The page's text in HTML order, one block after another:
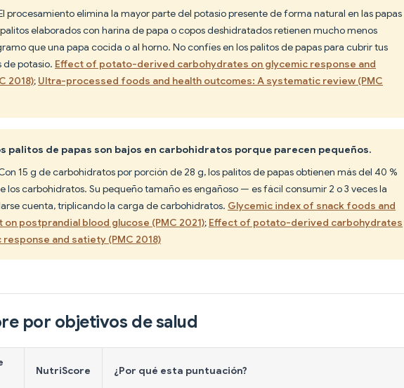
procesamiento elimina la mayor parte del potasio presente de forma natural en las papas
elaborados con harina de papa o copos deshidratados retienen mucho menos
que una papa cocida o al horno. No confíes en los palitos de papas para cubrir tus
de potasio. Effect of potato-derived carbohydrates on glycemic response and
2018); Ultra-processed foods and health outcomes: A systematic review (PMC
palitos de papas son bajos en carbohidratos porque parecen pequeños.
15 g de carbohidratos por porción de 28 g, los palitos de papas obtienen más del 40 %
los carbohidratos. Su pequeño tamaño es engañoso — es fácil consumir 2 o 3 veces la
cuenta, triplicando la carga de carbohidratos. Glycemic index of snack foods and
postprandial blood glucose (PMC 2021); Effect of potato-derived carbohydrates
response and satiety (PMC 2018)
por objetivos de salud
NutriScore ¿Por qué esta puntuación?